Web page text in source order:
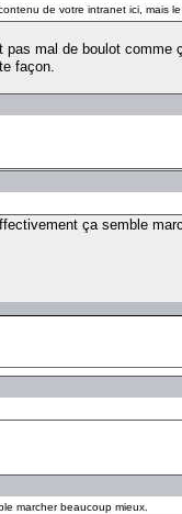
de votre intranet ici, mais
mal de boulot
façon.
ça semble
marcher beaucoup mieux.